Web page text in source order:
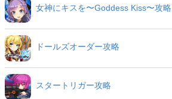
女神にキスを〜Goddess Kiss〜攻略
ドールズオーダー攻略
スタートリガー攻略